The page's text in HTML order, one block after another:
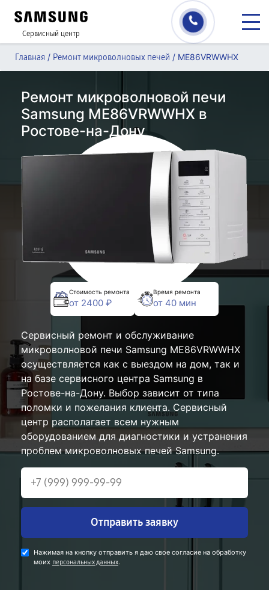
Сервисный центр
Главная / Ремонт микроволновых печей / ME86VRWWHX
Ремонт микроволновой печи
Samsung ME86VRWWHX в
Ростове-на-Дону
Стоимость ремонта
от 2400 ₽
Время ремонта
от 40 мин
Сервисный ремонт и обслуживание
микроволновой печи Samsung ME86VRWWHX
осуществляется как с выездом на дом, так и
на базе сервисного центра Samsung в
Ростове-на-Дону. Выбор зависит от типа
поломки и пожелания клиента. Сервисный
центр располагает всем нужным
оборудованием для диагностики и устранения
проблем микроволновых печей Samsung.
Отправить заявку
Нажимая на кнопку отправить я даю свое согласие на обработку
моих персональных данных.